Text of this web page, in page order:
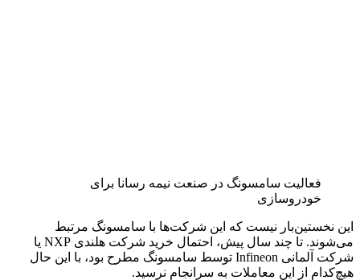
فعالیت سامسونگ در صنعت نیمه رسانا برای
خودروسازی
این نخستین‌بار نیست که این شرکت‌ها با سامسونگ مرتبط
می‌شوند. تا چند سال پیش، احتمال خرید شرکت هلندی NXP یا
شرکت آلمانی Infineon توسط سامسونگ مطرح بود، با این حال
هیچ‌کدام از این معاملات به سرانجام نرسید.